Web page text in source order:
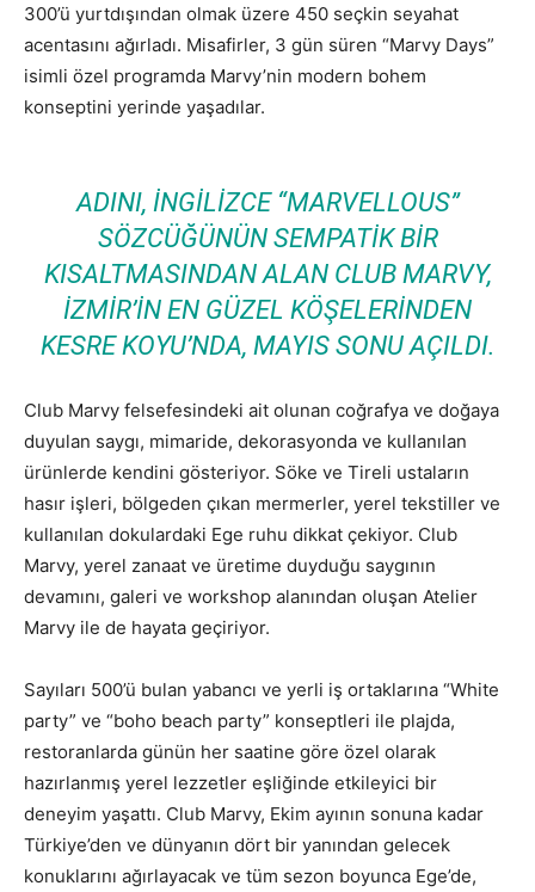
300’ü yurtdışından olmak üzere 450 seçkin seyahat
acentasını ağırladı. Misafirler, 3 gün süren “Marvy Days”
isimli özel programda Marvy’nin modern bohem
konseptini yerinde yaşadılar.
ADINI, İNGILIZCE “MARVELLOUS”
SÖZCÜĞÜNÜN SEMPATIK BIR
KISALTMASINDAN ALAN CLUB MARVY,
İZMIR’IN EN GÜZEL KÖŞELERINDEN
KESRE KOYU’NDA, MAYIS SONU AÇILDI.
Club Marvy felsefesindeki ait olunan coğrafya ve doğaya
duyulan saygı, mimaride, dekorasyonda ve kullanılan
ürünlerde kendini gösteriyor. Söke ve Tireli ustaların
hasır işleri, bölgeden çıkan mermerler, yerel tekstiller ve
kullanılan dokulardaki Ege ruhu dikkat çekiyor. Club
Marvy, yerel zanaat ve üretime duyduğu saygının
devamını, galeri ve workshop alanından oluşan Atelier
Marvy ile de hayata geçiriyor.
Sayıları 500’ü bulan yabancı ve yerli iş ortaklarına “White
party” ve “boho beach party” konseptleri ile plajda,
restoranlarda günün her saatine göre özel olarak
hazırlanmış yerel lezzetler eşliğinde etkileyici bir
deneyim yaşattı. Club Marvy, Ekim ayının sonuna kadar
Türkiye’den ve dünyanın dört bir yanından gelecek
konuklarını ağırlayacak ve tüm sezon boyunca Ege’de,